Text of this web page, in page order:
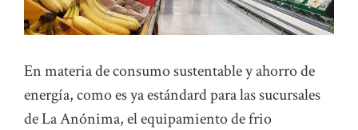
En materia de consumo sustentable y ahorro de
energía, como es ya estándard para las sucursales
de La Anónima, el equipamiento de frio